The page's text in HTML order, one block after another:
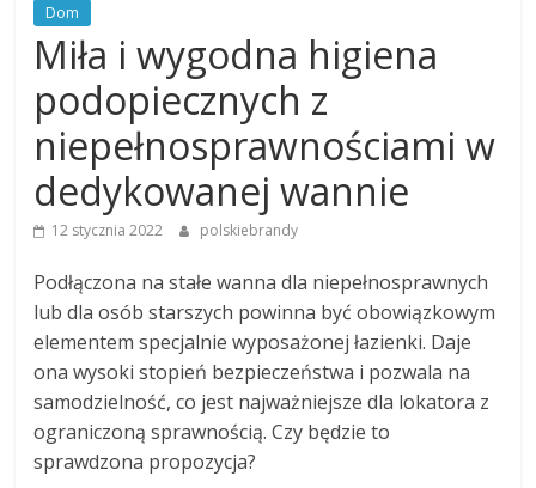
Dom
Miła i wygodna higiena
podopiecznych z
niepełnosprawnościami w
dedykowanej wannie
12 stycznia 2022 polskiebrandy
Podłączona na stałe wanna dla niepełnosprawnych
lub dla osób starszych powinna być obowiązkowym
elementem specjalnie wyposażonej łazienki. Daje
ona wysoki stopień bezpieczeństwa i pozwala na
samodzielność, co jest najważniejsze dla lokatora z
ograniczoną sprawnością. Czy będzie to
sprawdzona propozycja?